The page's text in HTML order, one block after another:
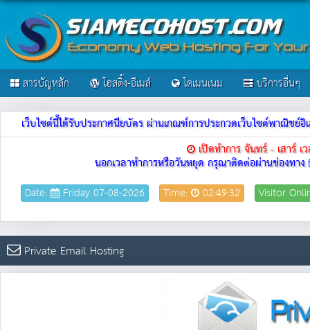
สารบัญหลัก โฮสติ้ง-อีเมล์ โดเมนเนม บริการอื่นๆ
เว็บไซต์นี้ได้รับประกาศนียบัตร ผ่านเกณฑ์การประกวดเว็บไซต์พาณิช
เปิดทำการ จันทร์ - เสาร์
นอกเวลาทำการหรือวันหยุด กรุณาติดต่อผ่านช่องทาง
Date: Friday 07-08-2026 Time: 02:49:32 Visitor
Private Email Hosting